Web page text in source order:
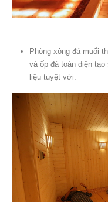
Phòng xông đá muối
và ốp đá toàn diện
liệu tuyệt vời.